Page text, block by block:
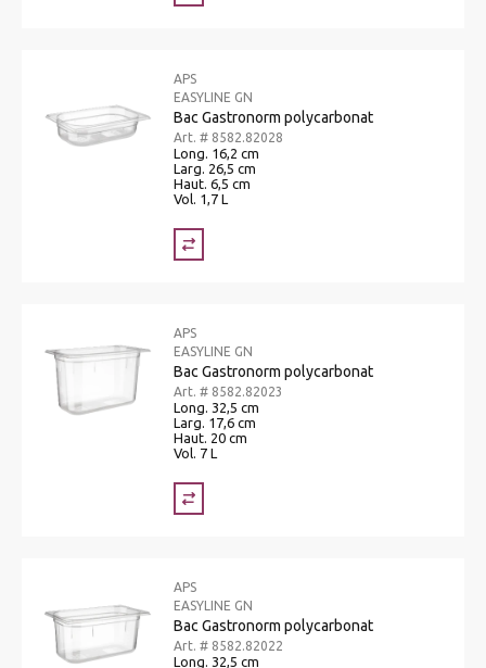
APS
EASYLINE GN
Bac Gastronorm polycarbonat
Art. # 8582.82028
Long. 16,2 cm
Larg. 26,5 cm
Haut. 6,5 cm
Vol. 1,7 L
APS
EASYLINE GN
Bac Gastronorm polycarbonat
Art. # 8582.82023
Long. 32,5 cm
Larg. 17,6 cm
Haut. 20 cm
Vol. 7 L
APS
EASYLINE GN
Bac Gastronorm polycarbonat
Art. # 8582.82022
Long. 32,5 cm